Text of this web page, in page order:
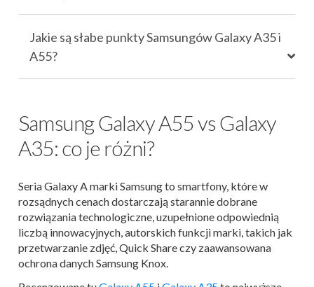
Jakie są słabe punkty Samsungów Galaxy A35 i
A55?
Samsung Galaxy A55 vs Galaxy
A35: co je różni?
Seria Galaxy A marki Samsung to smartfony, które w
rozsądnych cenach dostarczają starannie dobrane
rozwiązania technologiczne, uzupełnione odpowiednią
liczbą innowacyjnych, autorskich funkcji marki, takich jak
przetwarzanie zdjęć, Quick Share czy zaawansowana
ochrona danych Samsung Knox.